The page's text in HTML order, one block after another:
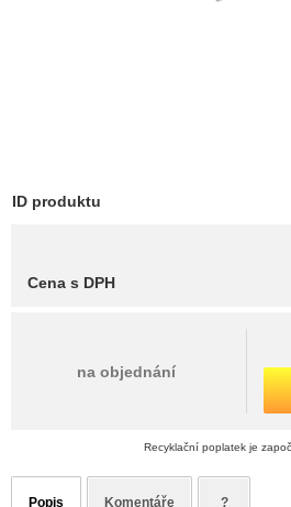
ID produktu
Cena s DPH
na objednání
Recyklační poplatek je
Popis Komentáře ?